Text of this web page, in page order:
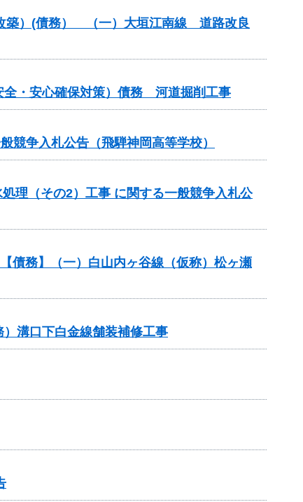
築）(債務） （一）大垣江南線 道路改良
全・安心確保対策）債務 河道掘削工事
競争入札公告（飛騨神岡高等学校）
理（その2）工事 に関する一般競争入札公
債務】（一）白山内ヶ谷線（仮称）松ヶ瀬
）溝口下白金線舗装補修工事